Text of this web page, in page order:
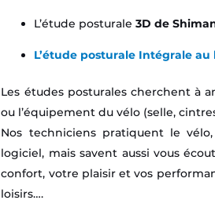
L’étude posturale3D de
L’étude posturale Intégrale
Les études posturales cherchent à
ou l’équipement du vélo (selle,
Nos techniciens pratiquent le
logiciel, mais savent aussi vous
confort, votre plaisir et vos
loisirs….